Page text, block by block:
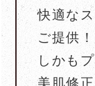
快適な
ご提供！
しかも
美肌修